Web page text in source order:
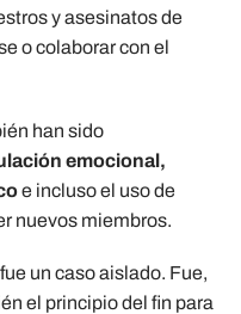
y asesinatos de
o colaborar con el
han sido
emocional,
e incluso el uso de
nuevos miembros.
un caso aislado. Fue,
el principio del fin para